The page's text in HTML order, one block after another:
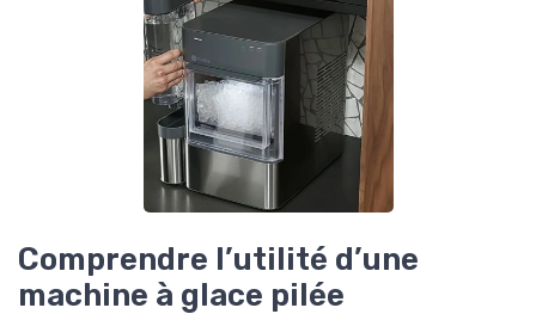
Comprendre l’utilité d’une
machine à glace pilée